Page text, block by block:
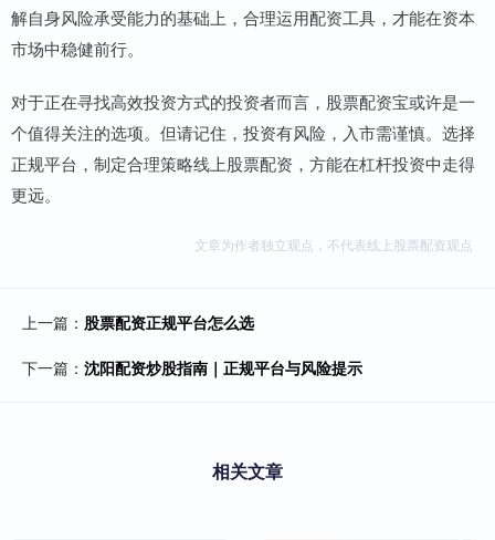
解自身风险承受能力的基础上，合理运用配资工具，才能在资本
市场中稳健前行。
对于正在寻找高效投资方式的投资者而言，股票配资宝或许是一
个值得关注的选项。但请记住，投资有风险，入市需谨慎。选择
正规平台，制定合理策略线上股票配资，方能在杠杆投资中走得
更远。
文章为作者独立观点，不代表线上股票配资观点
上一篇： 股票配资正规平台怎么选
下一篇： 沈阳配资炒股指南｜正规平台与风险提示
相关文章